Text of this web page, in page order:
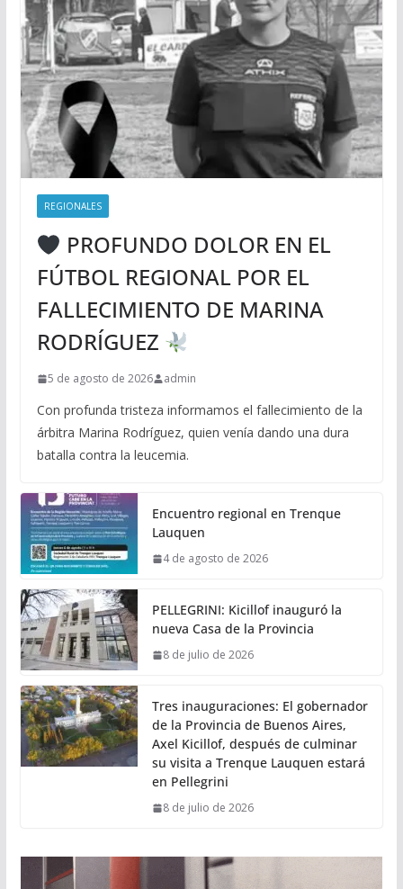
REGIONALES
PROFUNDO DOLOR EN EL
FÚTBOL REGIONAL POR EL
FALLECIMIENTO DE MARINA
RODRÍGUEZ
5 de agosto de 2026 admin
Con profunda tristeza informamos el fallecimiento de la
árbitra Marina Rodríguez, quien venía dando una dura
batalla contra la leucemia.
Encuentro regional en Trenque
Lauquen
4 de agosto de 2026
PELLEGRINI: Kicillof inauguró la
nueva Casa de la Provincia
8 de julio de 2026
Tres inauguraciones: El gobernador
de la Provincia de Buenos Aires,
Axel Kicillof, después de culminar
su visita a Trenque Lauquen estará
en Pellegrini
8 de julio de 2026